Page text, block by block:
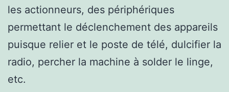
les actionneurs, des périphériques
permettant le déclenchement des appareils
puisque relier et le poste de télé, dulcifier la
radio, percher la machine à solder le linge,
etc.